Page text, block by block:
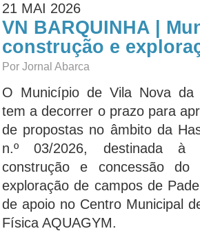
21 MAI 2026
VN BARQUINHA |
construção e
Por Jornal Abarca
O Município de Vila Nova da
tem a decorrer o prazo para
de propostas no âmbito da
n.º 03/2026, destinada à
construção e concessão do
exploração de campos de
de apoio no Centro Municipal
Física AQUAGYM.